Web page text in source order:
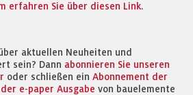
erfahren Sie über diesen Link.
aktuellen Neuheiten und
sein? Dann abonnieren Sie unseren
oder schließen ein Abonnement der
e-paper Ausgabe von bauelemente